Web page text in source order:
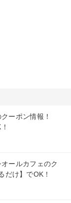
ーポン情報！
ールカフェのク
だけ】でOK！